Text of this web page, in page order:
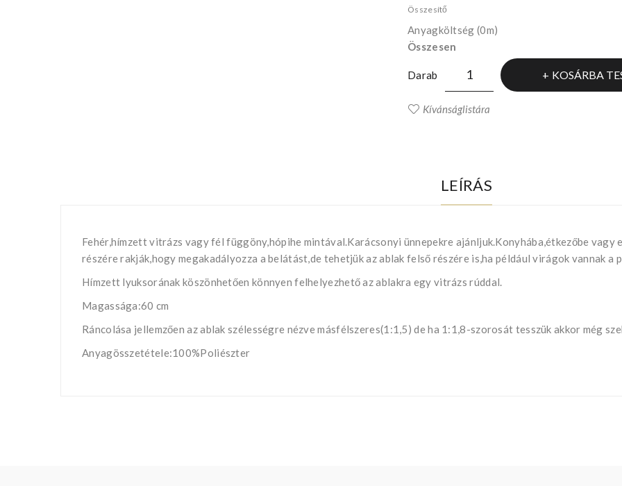
Összesítő
Anyagköltség (0m)
Összesen
Darab KOSÁRBA
Kívánságlistára
LEÍRÁS
Fehér,hímzett vitrázs vagy fél függöny,hópihe mintával.Karácsonyi ünnepekre ajánljuk.Konyhába,étkezőbe vagy
részére rakják,hogy megakadályozza a belátást,de tehetjük az ablak felső részére is,ha például virágok vannak a
Hímzett lyuksorának köszönhetően könnyen felhelyezhető az ablakra egy vitrázs rúddal.
Magassága:60 cm
Ráncolása jellemzően az ablak szélességre nézve másfélszeres(1:1,5) de ha 1:1,8-szorosát tesszük akkor még
Anyagösszetétele:100%Poliészter